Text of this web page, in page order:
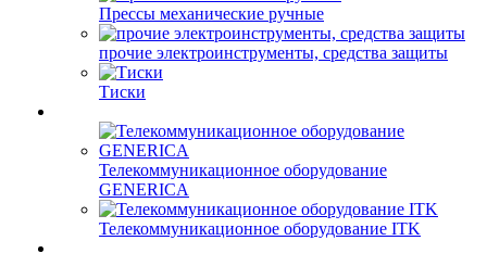
Прессы механические ручные
прочие электроинструменты, средства защиты
Тиски
Телекоммуникационное оборудование
GENERICA
Телекоммуникационное оборудование ITK